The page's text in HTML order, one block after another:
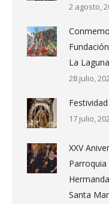
2 agosto,
La Laguna
28 julio,
17 julio,
XXV
Santa